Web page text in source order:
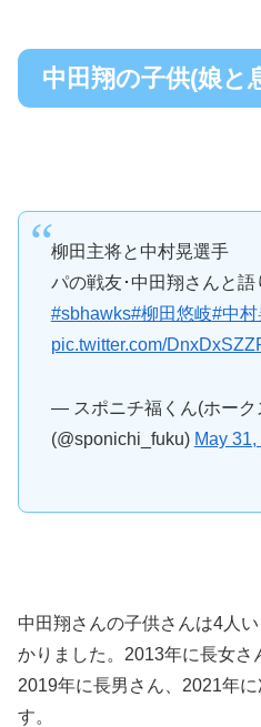
中田翔の子供(娘と
柳田主将と中村晃選手
パの戦友･中田翔さんと語
#sbhawks#柳田悠岐#中村
pic.twitter.com/
— スポニチ福くん(ホーク
(@sponichi_fuku) May 31,
中田翔さんの子供さんは4人
かりました。2013年に長女さ
2019年に長男さん、2021年
す。